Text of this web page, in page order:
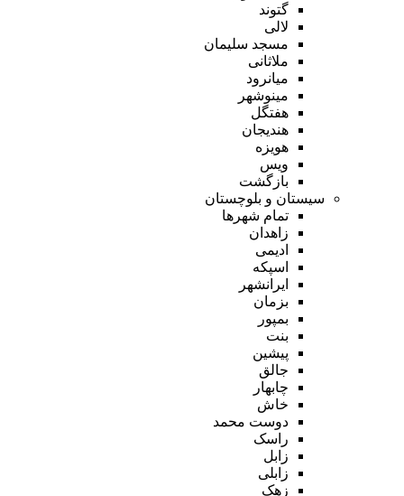
گتوند
لالی
مسجد سلیمان
ملاثانی
میانرود
مینوشهر
هفتگل
هندیجان
هویزه
ویس
بازگشت
سیستان و بلوچستان
تمام شهر‌ها
زاهدان
ادیمی
اسپکه
ایرانشهر
بزمان
بمپور
بنت
پیشین
جالق
چابهار
خاش
دوست محمد
راسک
زابل
زابلی
زهک